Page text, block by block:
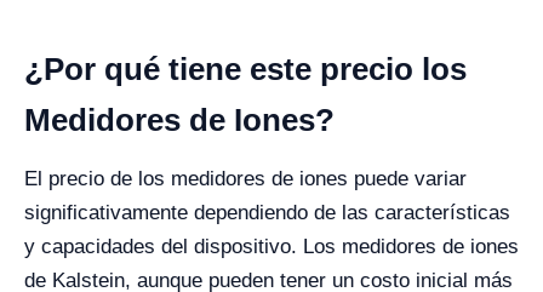
¿Por qué tiene este precio los
Medidores de Iones?
El precio de los medidores de iones puede variar
significativamente dependiendo de las características
y capacidades del dispositivo. Los medidores de iones
de Kalstein, aunque pueden tener un costo inicial más